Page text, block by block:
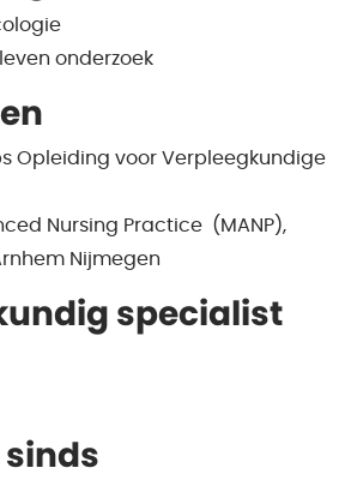
onderzoek
Opleiding voor Verpleegkundige
Nursing Practice (MANP),
Nijmegen
specialist
sinds